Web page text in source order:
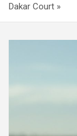
Dakar Court »